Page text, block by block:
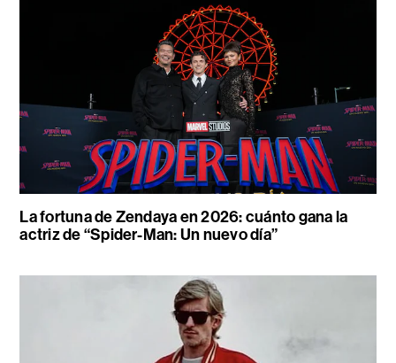
La fortuna de Zendaya en 2026: cuánto gana la
actriz de “Spider-Man: Un nuevo día”